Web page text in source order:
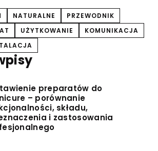
NATURALNE
PRZEWODNIK
UŻYTKOWANIE
KOMUNIKACJA
preparatów do
– porównanie
składu,
i zastosowania